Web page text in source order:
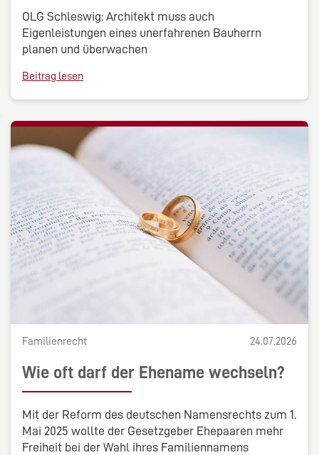
OLG Schleswig: Architekt muss auch
Eigenleistungen eines unerfahrenen Bauherrn
planen und überwachen
Beitrag lesen
Familienrecht 24.07.2026
Wie oft darf der Ehename wechseln?
Mit der Reform des deutschen Namensrechts zum 1.
Mai 2025 wollte der Gesetzgeber Ehepaaren mehr
Freiheit bei der Wahl ihres Familiennamens